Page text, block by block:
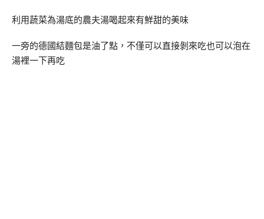
利用蔬菜為湯底的農夫湯喝起來有鮮甜的美味
一旁的德國結麵包是油了點，不僅可以直接剝來吃也可以泡在
湯裡一下再吃